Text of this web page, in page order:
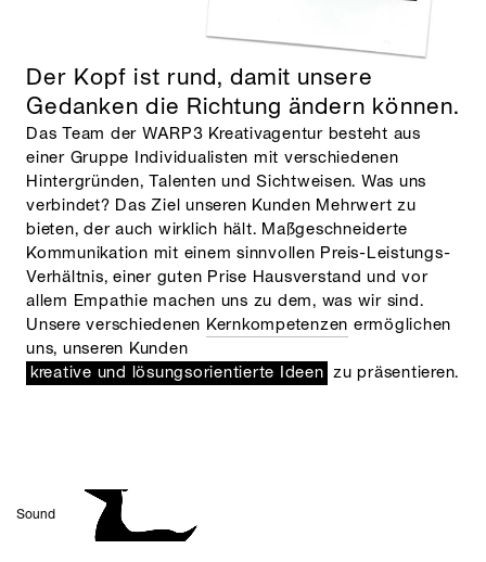
Der Kopf ist rund, damit unsere
Gedanken die Richtung ändern können.
Das Team der WARP3 Kreativagentur besteht aus
einer Gruppe Individualisten mit verschiedenen
Hintergründen, Talenten und Sichtweisen. Was uns
verbindet? Das Ziel unseren Kunden Mehrwert zu
bieten, der auch wirklich hält. Maßgeschneiderte
Kommunikation mit einem sinnvollen Preis-Leistungs-
Verhältnis, einer guten Prise Hausverstand und vor
allem Empathie machen uns zu dem, was wir sind.
Unsere verschiedenen Kernkompetenzen ermöglichen
uns, unseren Kunden
kreative und lösungsorientierte Ideen
zu präsentieren.
Sound